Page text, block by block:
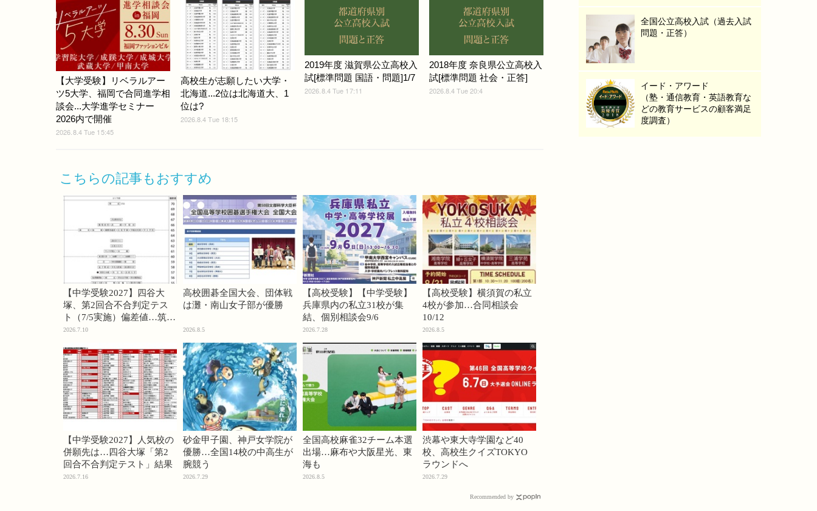
【大学受験】リベラルアー
ツ5大学、福岡で合同進学相
談会...大学進学セミナー
2026内で開催
2026.8.4 Tue 15:45
高校生が志願したい大学・
北海道...2位は北海道大、1
位は?
2026.8.4 Tue 18:15
2019年度 滋賀県公立高校入
試[標準問題 国語・問題]1/7
2026.8.4 Tue 17:11
2018年度 奈良県公立高校入
試[標準問題 社会・正答]
2026.8.4 Tue 20:4
こちらの記事もおすすめ
【中学受験2027】四谷大
塚、第2回合不合判定テス
ト（7/5実施）偏差値…筑駒
74・桜蔭70＜PR＞
2026.7.10
高校囲碁全国大会、団体戦
は灘・南山女子部が優勝
2026.8.5
【高校受験】【中学受験】
兵庫県内の私立31校が集
結、個別相談会9/6
2026.7.28
【高校受験】横須賀の私立
4校が参加…合同相談会
10/12
2026.8.5
【中学受験2027】人気校の
併願先は…四谷大塚「第2
回合不合判定テスト」結果
2026.7.16
砂金甲子園、神戸女学院が
優勝…全国14校の中高生が
腕競う
2026.7.29
全国高校麻雀32チーム本選
出場…麻布や大阪星光、東
海も
2026.8.5
渋幕や東大寺学園など40
校、高校生クイズTOKYO
ラウンドへ
2026.7.29
Recommended by
全国公立高校入試（過去入試
問題・正答）
イード・アワード
（塾・通信教育・英語教育な
どの教育サービスの顧客満足
度調査）